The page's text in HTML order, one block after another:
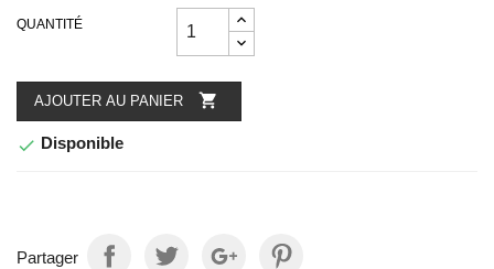
QUANTITÉ
AJOUTER AU PANIER 
 Disponible
Partager